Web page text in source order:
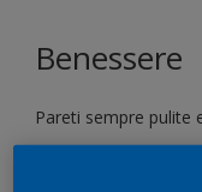
Benessere
Pareti sempre pulite